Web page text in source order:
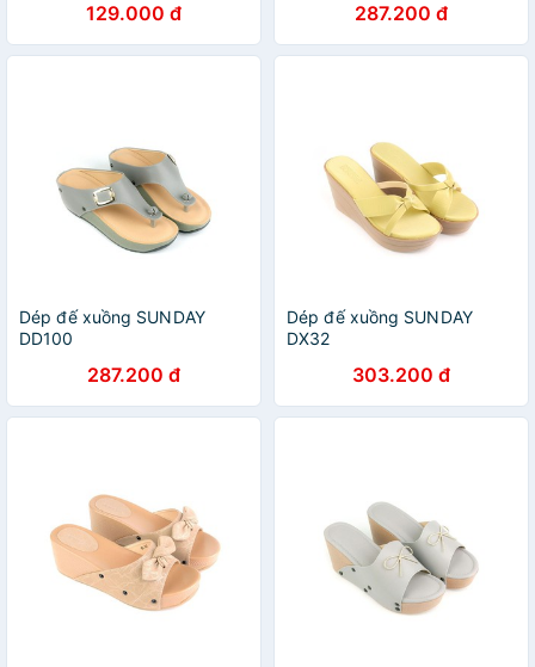
129.000 đ 287.200 đ
Dép đế xuồng SUNDAY
DD100
287.200 đ
Dép đế xuồng SUNDAY
DX32
303.200 đ